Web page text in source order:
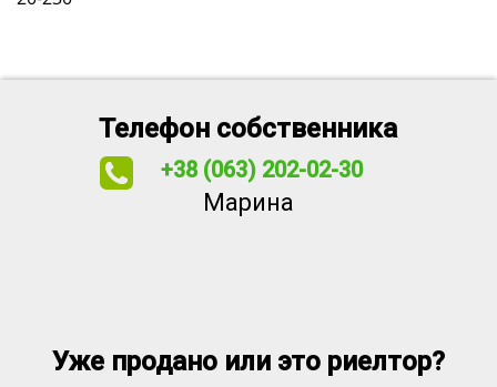
Телефон собственника
+38 (063) 202-02-30
Марина
Уже продано или это риелтор?